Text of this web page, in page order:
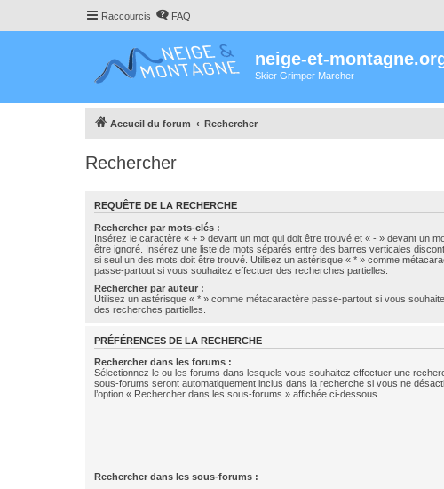
Raccourcis FAQ
neige-et-
Skier Grimper Marcher
Accueil du forum Rechercher
Rechercher
REQUÊTE DE LA RECHERCHE
Rechercher par mots-clés :
Insérez le caractère « + » devant un mot qui doit être trouvé et « - » devant un
être ignoré. Insérez une liste de mots séparés entre des barres verticales
si seul un des mots doit être trouvé. Utilisez un astérisque « * » comme
passe-partout si vous souhaitez effectuer des recherches partielles.
Rechercher par auteur :
Utilisez un astérisque « * » comme métacaractère passe-partout si vous
des recherches partielles.
PRÉFÉRENCES DE LA RECHERCHE
Rechercher dans les forums :
Sélectionnez le ou les forums dans lesquels vous souhaitez effectuer une
sous-forums seront automatiquement inclus dans la recherche si vous ne
l’option « Rechercher dans les sous-forums » affichée ci-dessous.
Rechercher dans les sous-forums :